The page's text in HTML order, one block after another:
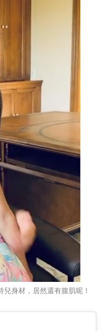
身材，居然還有腹肌呢！